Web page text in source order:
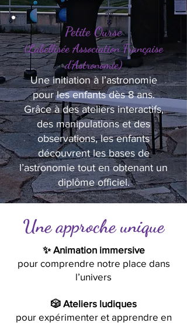
Petite Ourse
(Labellisée Association Française
d’Astronomie)
Une initiation à l’astronomie
pour les enfants dès 8 ans.
Grâce à des ateliers interactifs,
des manipulations et des
observations, les enfants
découvrent les bases de
l’astronomie tout en obtenant un
diplôme officiel.
Une approche unique
✨ Animation immersive
pour comprendre notre place dans
l’univers
🎲 Ateliers ludiques
pour expérimenter et apprendre en